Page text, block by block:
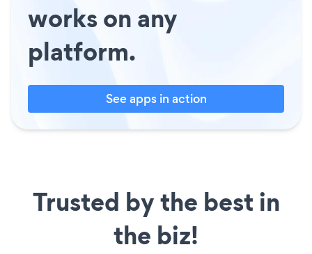
works on any
platform.
See apps in action
Trusted by the best in
the biz!